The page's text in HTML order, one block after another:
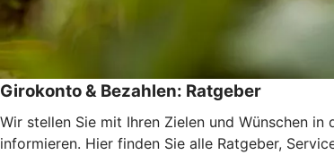
Girokonto & Bezahlen: Ratgeber
Wir stellen Sie mit Ihren Zielen und Wünschen
informieren. Hier finden Sie alle Ratgeber,